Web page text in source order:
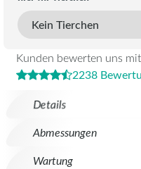
Details
Abmessungen
Wartung
Kunden bewerten uns mit
2238